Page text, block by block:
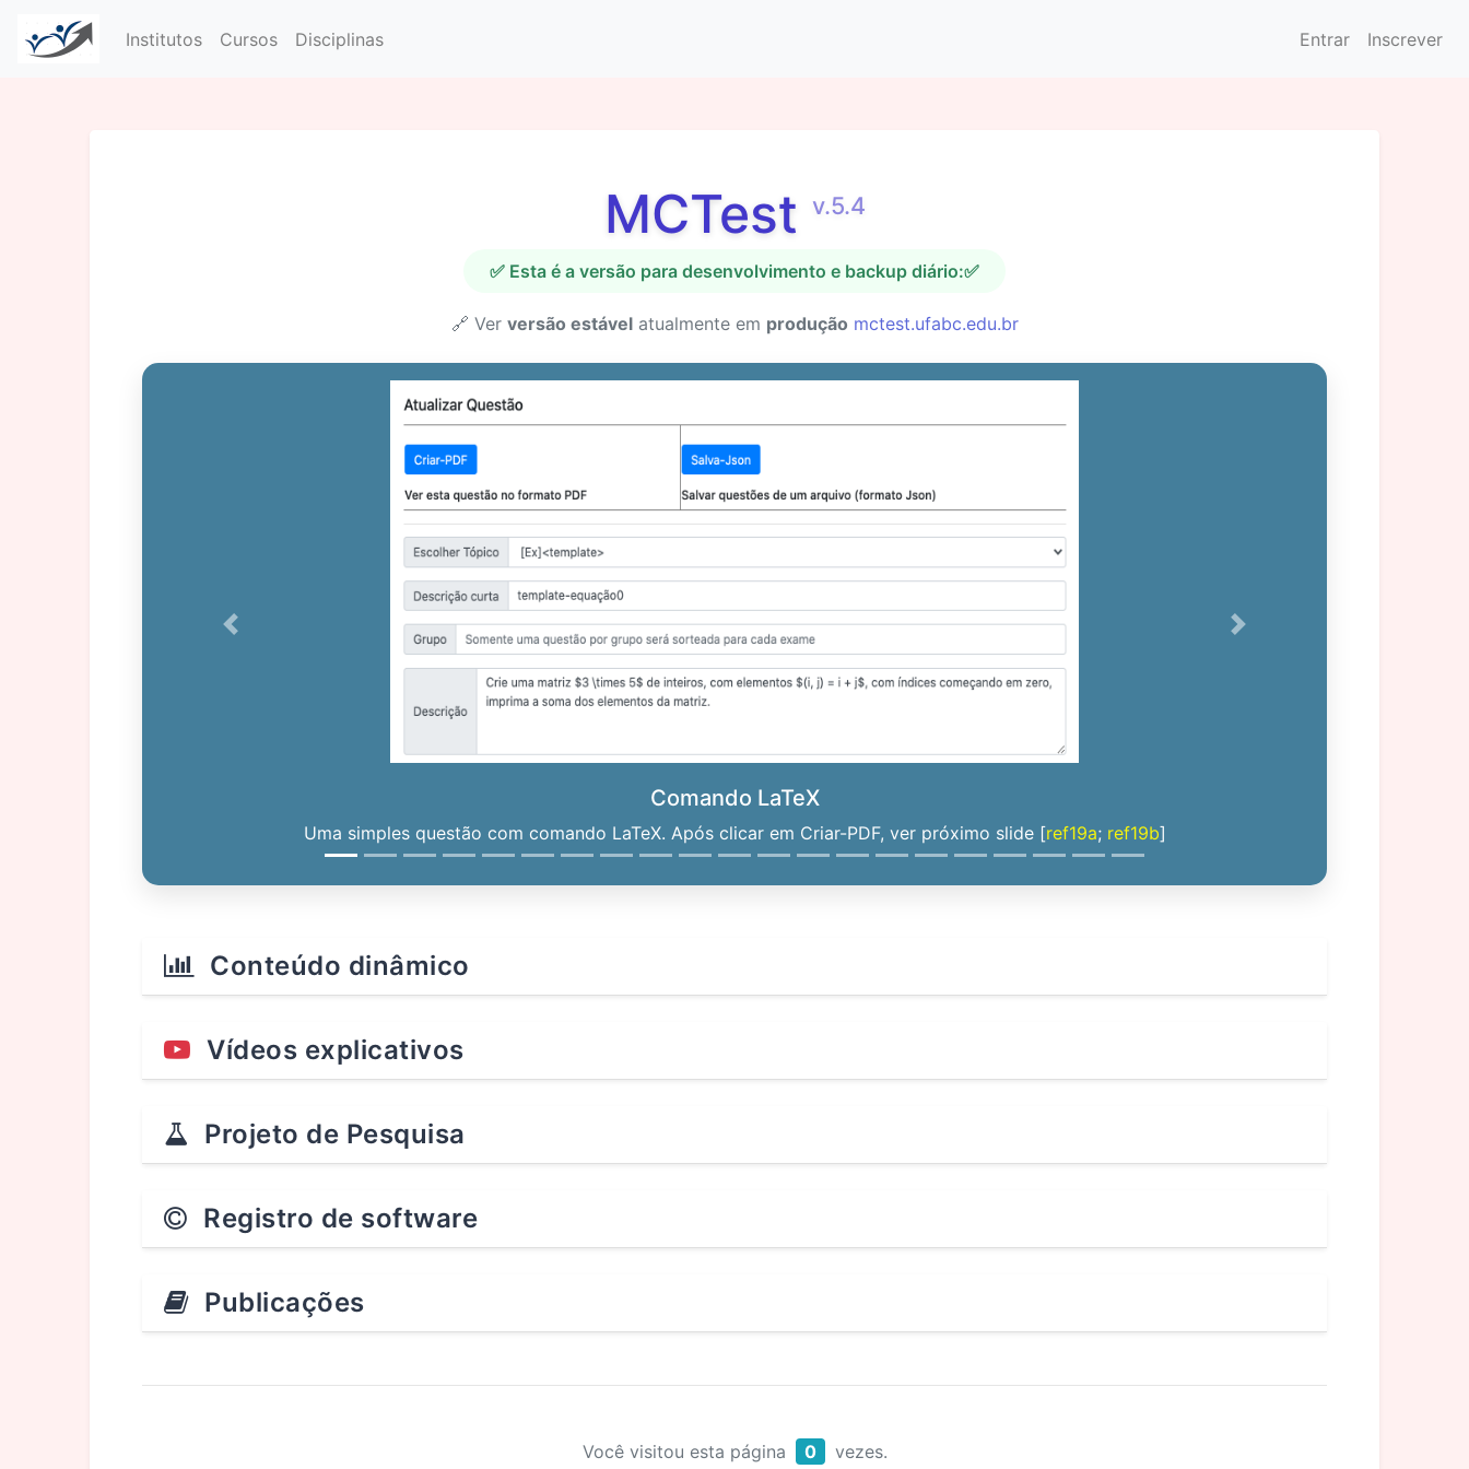
Institutos Cursos Disciplinas Entrar Inscrever
MCTest v.5.4
✅ Esta é a versão para desenvolvimento e backup diário:✅
🔗 Ver versão estávelatualmente em produção mctest.ufabc.edu.br
Comando LaTeX
Uma simples questão com comando LaTeX. Após clicar em Criar-PDF, ver próximo slide [ref19a; ref19b]
Previous Next
Conteúdo dinâmico
Vídeos explicativos
Projeto de Pesquisa
Registro de software
Publicações
Você visitou esta página 0 vezes.